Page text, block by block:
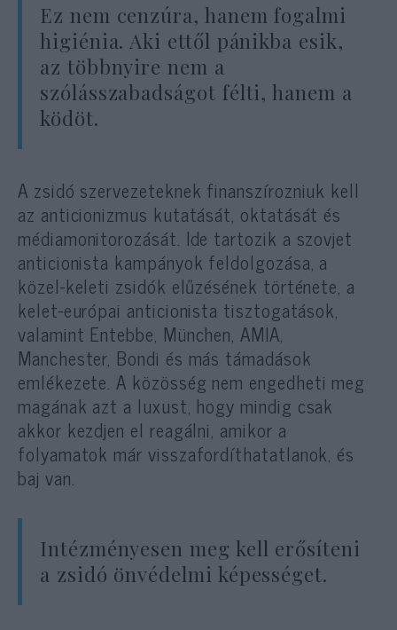
Ez nem cenzúra, hanem fogalmi
higiénia. Aki ettől pánikba esik,
az többnyire nem a
szólásszabadságot félti, hanem a
ködöt.
A zsidó szervezeteknek finanszírozniuk kell
az anticionizmus kutatását, oktatását és
médiamonitorozását. Ide tartozik a szovjet
anticionista kampányok feldolgozása, a
közel-keleti zsidók elűzésének története, a
kelet-európai anticionista tisztogatások,
valamint Entebbe, München, AMIA,
Manchester, Bondi és más támadások
emlékezete. A közösség nem engedheti meg
magának azt a luxust, hogy mindig csak
akkor kezdjen el reagálni, amikor a
folyamatok már visszafordíthatatlanok, és
baj van.
Intézményesen meg kell erősíteni
a zsidó önvédelmi képességet.